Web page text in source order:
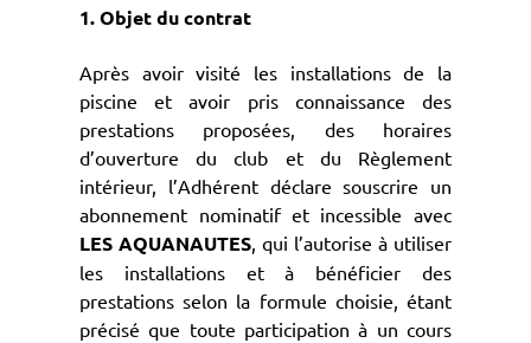
1. Objet du contrat
Après avoir visité les installations de la
piscine et avoir pris connaissance des
prestations proposées, des horaires
d’ouverture du club et du Règlement
intérieur, l’Adhérent déclare souscrire un
abonnement nominatif et incessible avec
LES AQUANAUTES, qui l’autorise à utiliser
les installations et à bénéficier des
prestations selon la formule choisie, étant
précisé que toute participation à un cours